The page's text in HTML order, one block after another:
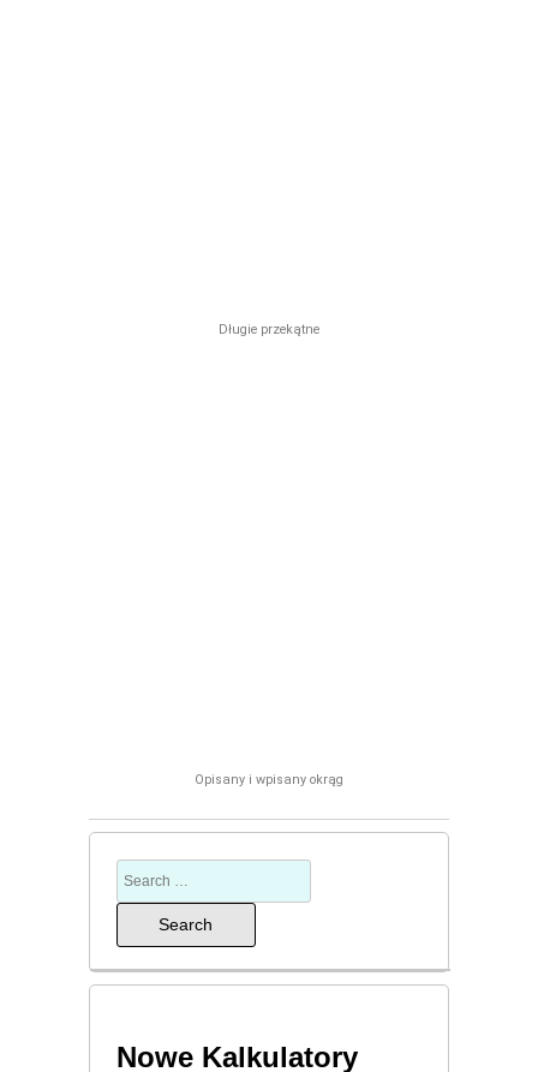
Długie przekątne
Opisany i wpisany okrąg
Nowe Kalkulatory